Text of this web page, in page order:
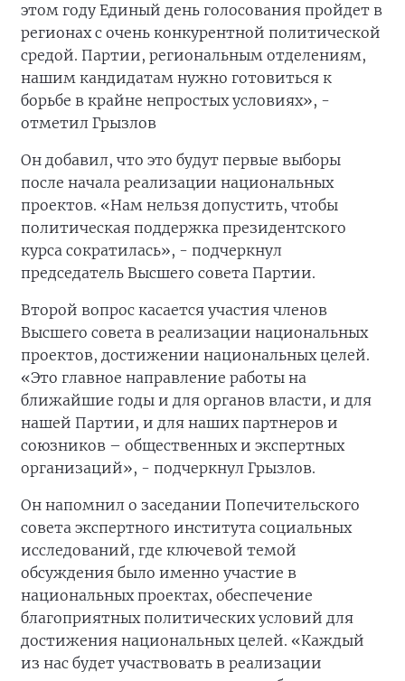
этом году Единый день голосования пройдет в
регионах с очень конкурентной политической
средой. Партии, региональным отделениям,
нашим кандидатам нужно готовиться к
борьбе в крайне непростых условиях», -
отметил Грызлов
Он добавил, что это будут первые выборы
после начала реализации национальных
проектов. «Нам нельзя допустить, чтобы
политическая поддержка президентского
курса сократилась», - подчеркнул
председатель Высшего совета Партии.
Второй вопрос касается участия членов
Высшего совета в реализации национальных
проектов, достижении национальных целей.
«Это главное направление работы на
ближайшие годы и для органов власти, и для
нашей Партии, и для наших партнеров и
союзников – общественных и экспертных
организаций», - подчеркнул Грызлов.
Он напомнил о заседании Попечительского
совета экспертного института социальных
исследований, где ключевой темой
обсуждения было именно участие в
национальных проектах, обеспечение
благоприятных политических условий для
достижения национальных целей. «Каждый
из нас будет участвовать в реализации